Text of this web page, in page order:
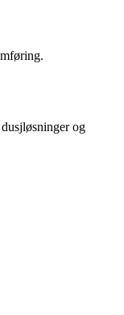
og